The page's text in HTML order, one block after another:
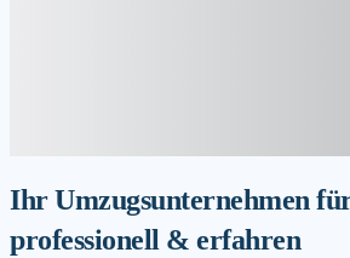
Ihr Umzugsunternehmen
professionell & erfahren